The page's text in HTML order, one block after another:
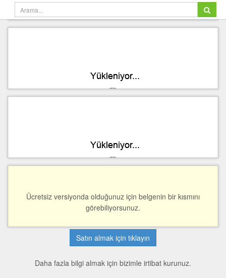
Ücretsiz versiyonda olduğunuz için belgenin bir kısmını
görebiliyorsunuz.
Satın almak için tıklayın
Daha fazla bilgi almak için bizimle irtibat kurunuz.